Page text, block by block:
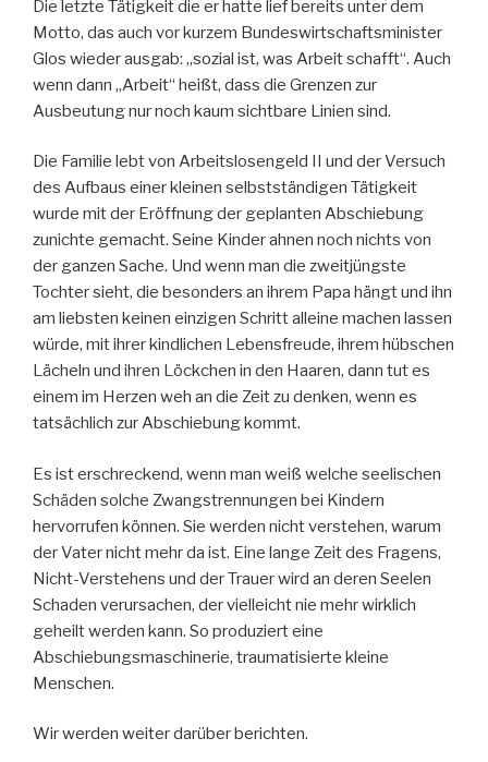
Die letzte Tätigkeit die er hatte lief bereits unter dem
Motto, das auch vor kurzem Bundeswirtschaftsminister
Glos wieder ausgab: „sozial ist, was Arbeit schafft“. Auch
wenn dann „Arbeit“ heißt, dass die Grenzen zur
Ausbeutung nur noch kaum sichtbare Linien sind.
Die Familie lebt von Arbeitslosengeld II und der Versuch
des Aufbaus einer kleinen selbstständigen Tätigkeit
wurde mit der Eröffnung der geplanten Abschiebung
zunichte gemacht. Seine Kinder ahnen noch nichts von
der ganzen Sache. Und wenn man die zweitjüngste
Tochter sieht, die besonders an ihrem Papa hängt und ihn
am liebsten keinen einzigen Schritt alleine machen lassen
würde, mit ihrer kindlichen Lebensfreude, ihrem hübschen
Lächeln und ihren Löckchen in den Haaren, dann tut es
einem im Herzen weh an die Zeit zu denken, wenn es
tatsächlich zur Abschiebung kommt.
Es ist erschreckend, wenn man weiß welche seelischen
Schäden solche Zwangstrennungen bei Kindern
hervorrufen können. Sie werden nicht verstehen, warum
der Vater nicht mehr da ist. Eine lange Zeit des Fragens,
Nicht-Verstehens und der Trauer wird an deren Seelen
Schaden verursachen, der vielleicht nie mehr wirklich
geheilt werden kann. So produziert eine
Abschiebungsmaschinerie, traumatisierte kleine
Menschen.
Wir werden weiter darüber berichten.